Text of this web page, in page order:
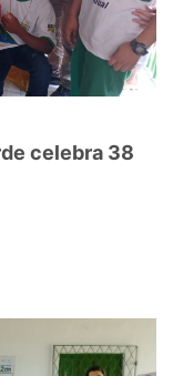
celebra 38